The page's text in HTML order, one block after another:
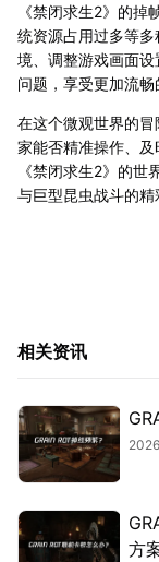
《禁闭求生2》的
统资源占用过多等
境、调整游戏画面
问题，享受更加流畅
在这个微观世界的
家能否精准操作、
《禁闭求生2》的
与巨型昆虫战斗的精
相关资讯
方